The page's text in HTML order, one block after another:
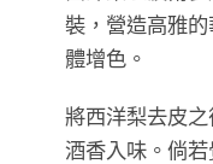
裝，營造高雅
體增色。
將西洋梨去皮
酒香入味。倘